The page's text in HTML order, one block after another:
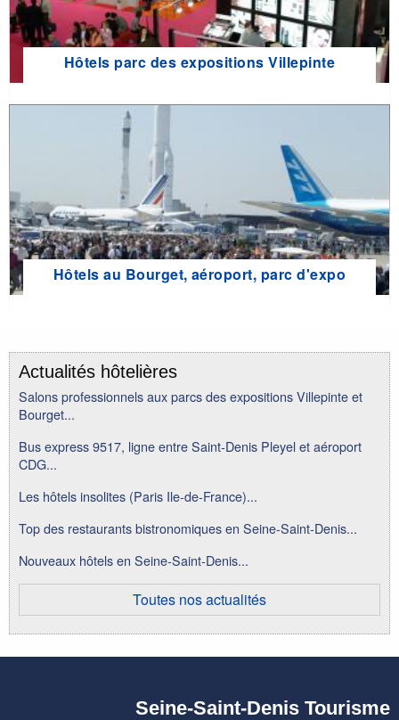
Hôtels parc des expositions Villepinte
Hôtels au Bourget, aéroport, parc d'expo
Actualités hôtelières
Salons professionnels aux parcs des expositions Villepinte et
Bourget...
Bus express 9517, ligne entre Saint-Denis Pleyel et aéroport
CDG...
Les hôtels insolites (Paris Ile-de-France)...
Top des restaurants bistronomiques en Seine-Saint-Denis...
Nouveaux hôtels en Seine-Saint-Denis...
Toutes nos actualités
Seine-Saint-Denis Tourisme